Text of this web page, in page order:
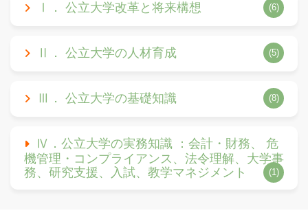
Ⅰ． 公立大学改革と将来構想 (6)
Ⅱ． 公立大学の人材育成 (5)
Ⅲ． 公立大学の基礎知識 (8)
Ⅳ．公立大学の実務知識 ：会計・財務、 危
機管理・コンプライアンス、法令理解、大学事
務、研究支援、入試、教学マネジメント
(1)